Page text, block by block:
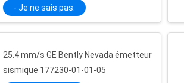
- Je ne sais pas.
25.4 mm/s GE Bently Nevada émetteur
sismique 177230-01-01-05